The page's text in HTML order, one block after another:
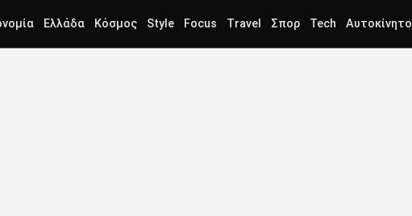
Ελλάδα Κόσμος Style Focus Travel Σπορ Tech Αυτοκίνητο